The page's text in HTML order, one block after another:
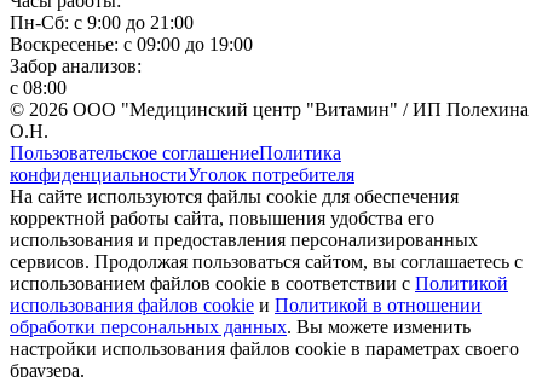
Пн-Сб: с 9:00 до 21:00
Воскресенье: с 09:00 до 19:00
Забор анализов:
с 08:00
© 2026 ООО "Медицинский центр "Витамин" / ИП Полехина
О.Н.
Пользовательское соглашениеПолитика
конфиденциальностиУголок потребителя
На сайте используются файлы cookie для обеспечения
корректной работы сайта, повышения удобства его
использования и предоставления персонализированных
сервисов. Продолжая пользоваться сайтом, вы соглашаетесь с
использованием файлов cookie в соответствии с Политикой
использования файлов cookie и Политикой в отношении
обработки персональных данных. Вы можете изменить
настройки использования файлов cookie в параметрах своего
браузера.